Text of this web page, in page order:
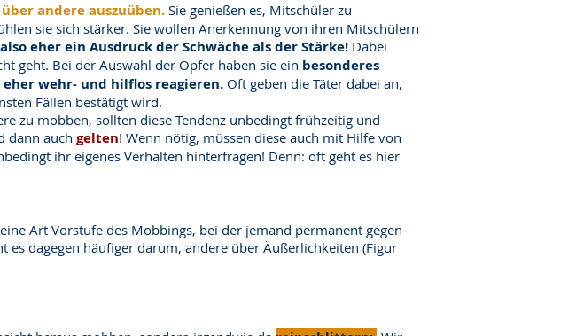
andere auszuüben. Sie genießen es, Mitschüler zu
sie sich stärker. Sie wollen Anerkennung von ihren Mitschülern
eher ein Ausdruck der Schwäche als der Stärke! Dabei
geht. Bei der Auswahl der Opfer haben sie ein besonderes
wehr- und hilflos reagieren. Oft geben die Täter dabei an,
Fällen bestätigt wird.
zu mobben, sollten diese Tendenz unbedingt frühzeitig und
dann auch gelten! Wenn nötig, müssen diese auch mit Hilfe von
ihr eigenes Verhalten hinterfragen! Denn: oft geht es hier
Art Vorstufe des Mobbings, bei der jemand permanent gegen
dagegen häufiger darum, andere über Äußerlichkeiten (Figur